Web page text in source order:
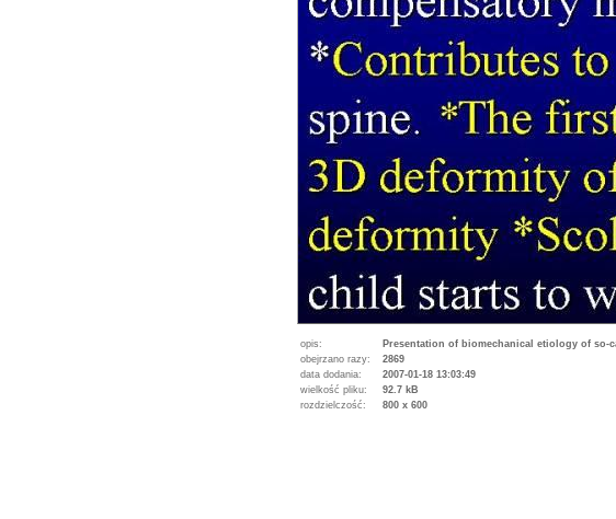
opis:
Presentation of biomechanical etiology of so-
obejrzano razy:
2869
data dodania:
2007-01-18 13:03:49
wielkość pliku:
92.7 kB
rozdzielczość:
800 x 600